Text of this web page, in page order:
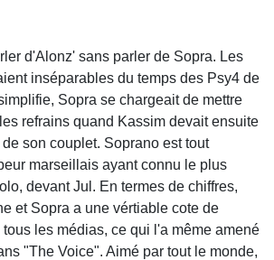
d'Alonz' sans parler de Sopra. Les
inséparables du temps des Psy4 de
Sopra se chargeait de mettre
refrains quand Kassim devait ensuite
son couplet. Soprano est tout
marseillais ayant connu le plus
devant Jul. En termes de chiffres,
et Sopra a une vértiable cote de
les médias, ce qui l'a même amené
"The Voice". Aimé par tout le monde,